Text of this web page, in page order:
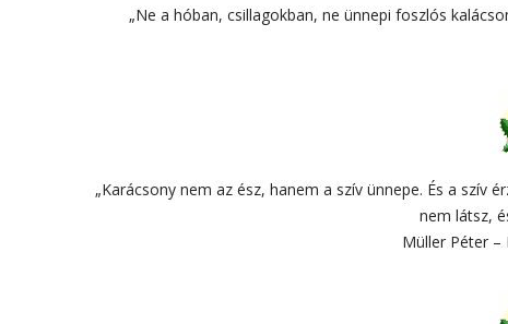
„Ne a hóban, csillagokban, ne ünnepi foszlós
„Karácsony nem az ész, hanem a szív ünnepe. És a szív
nem látsz,
Müller Péter –